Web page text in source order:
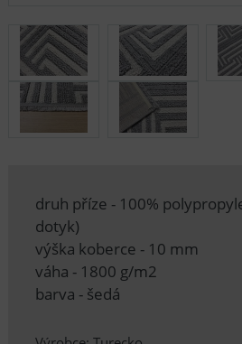
druh příze - 100%
dotyk)
výška koberce - 10 mm
váha - 1800 g/m2
barva - šedá